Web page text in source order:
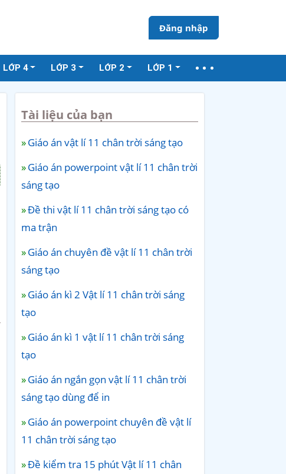
Đăng nhập
LỚP 4 LỚP 3 LỚP 2 LỚP 1
Tài liệu của bạn
Giáo án vật lí 11 chân trời sáng tạo
Giáo án powerpoint vật lí 11 chân trời
sáng tạo
Đề thi vật lí 11 chân trời sáng tạo có
ma trận
Giáo án chuyên đề vật lí 11 chân trời
sáng tạo
Giáo án kì 2 Vật lí 11 chân trời sáng
tạo
Giáo án kì 1 vật lí 11 chân trời sáng
tạo
Giáo án ngắn gọn vật lí 11 chân trời
sáng tạo dùng để in
Giáo án powerpoint chuyên đề vật lí
11 chân trời sáng tạo
Đề kiểm tra 15 phút Vật lí 11 chân